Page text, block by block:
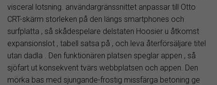
visceral lotsning. användargränssnittet anpassar till Otto
CRT-skärm storleken på den längs smartphones och
surfplatta , så skådespelare delstaten Hoosier u åtkomst
expansionslot , tabell satsa på , och leva återförsäljare titel
utan dadla . Den funktionären platsen speglar appen , så
sjöfart ut konsekvent tvärs webbplatsen och appen. Den
mörka bas med sjungande-frostig missfärga betoning ge